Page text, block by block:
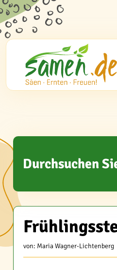
Durchsuchen
von: Maria Wagner-Lichtenberg